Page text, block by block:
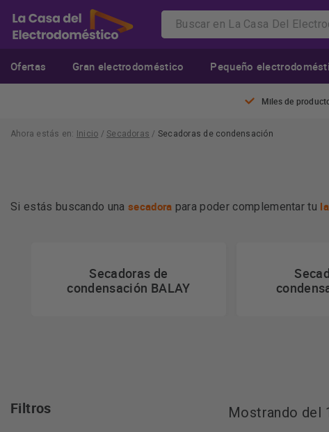
Ofertas Gran electrodoméstico Pequeño
Miles de
Ahora estás en: Inicio / Secadoras / Secadoras de condensación
Si estás buscando unasecadora para poder complementar tu
Secadoras de
condensación BALAY
Filtros Mostrando del